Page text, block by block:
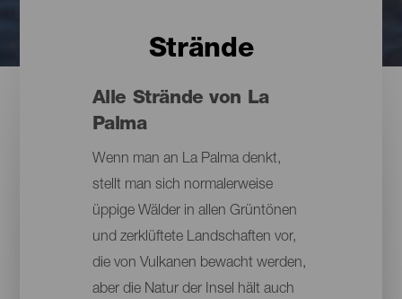
Strände
Alle Strände von La
Palma
Wenn man an La Palma denkt,
stellt man sich normalerweise
üppige Wälder in allen Grüntönen
und zerklüftete Landschaften vor,
die von Vulkanen bewacht werden,
aber die Natur der Insel hält auch